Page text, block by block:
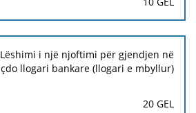
Lëshimi i një njoftimi për gjendjen në
çdo llogari bankare (llogari e mbyllur)
20 GEL